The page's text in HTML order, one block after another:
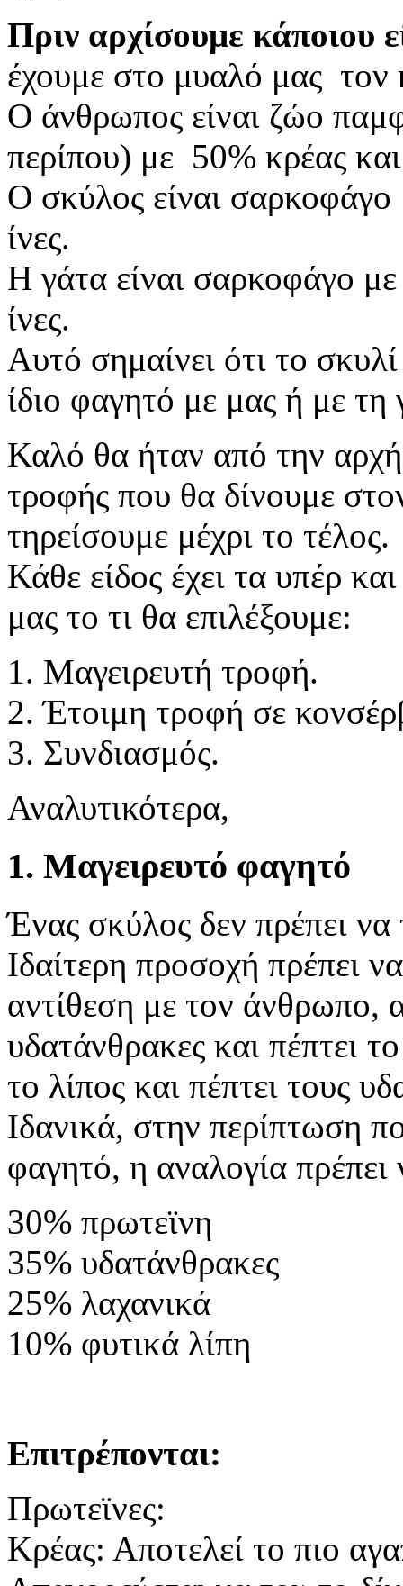
Πριν αρχίσουμε κάποιου
έχουμε στο μυαλό μας τον
Ο άνθρωπος είναι ζώο
περίπου) με 50% κρέας
Ο σκύλος είναι σαρκοφάγο
ίνες.
Η γάτα είναι σαρκοφάγο
ίνες.
Αυτό σημαίνει ότι το
ίδιο φαγητό με μας ή με τη
Καλό θα ήταν από την αρχή
τροφής που θα δίνουμε
τηρείσουμε μέχρι το τέλος.
Κάθε είδος έχει τα υπέρ
μας το τι θα επιλέξουμε:
1. Μαγειρευτή τροφή.
2. Έτοιμη τροφή σε
3. Συνδιασμός.
Αναλυτικότερα,
1. Μαγειρευτό φαγητό
Ένας σκύλος δεν πρέπει να
Ιδαίτερη προσοχή πρέπει
αντίθεση με τον άνθρωπο,
υδατάνθρακες και πέπτει
το λίπος και πέπτει τους
Ιδανικά, στην περίπτωση
φαγητό, η αναλογία πρέπει
30% πρωτεϊνη
35% υδατάνθρακες
25% λαχανικά
10% φυτικά λίπη
Επιτρέπονται:
Πρωτεϊνες:
Κρέας: Αποτελεί το πιο